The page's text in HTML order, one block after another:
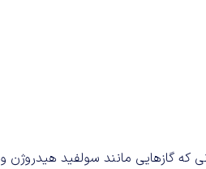
حدود ۳.۸ میلیارد سال پیش و زمانی که گازهایی مانند سولفید هیدروژن و